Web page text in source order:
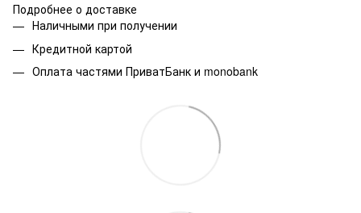
Подробнее о доставке
Наличными при получении
Кредитной картой
Оплата частями ПриватБанк и monobank